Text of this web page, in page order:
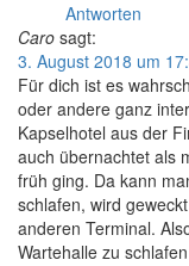
Antworten
Caro sagt:
3. August 2018 um
Für dich ist es
oder andere ganz
Kapselhotel aus der
auch übernachtet als
früh ging. Da kann
schlafen, wird
anderen Terminal.
Wartehalle zu